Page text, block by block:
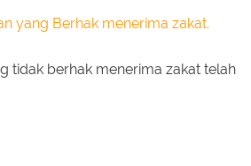
yang Berhak menerima zakat.
tidak berhak menerima zakat telah